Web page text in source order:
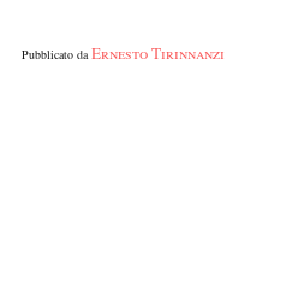
Pubblicato daErnesto Tirinnanzi